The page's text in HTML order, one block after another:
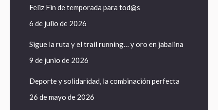
Feliz Fin de temporada para tod@s
6 de julio de 2026
Sigue la ruta y el trail running… y oro en jabalina
9 de junio de 2026
Deporte y solidaridad, la combinación perfecta
26 de mayo de 2026